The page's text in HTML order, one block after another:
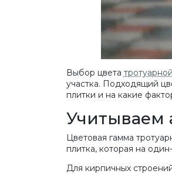
Выбор цвета
участка. Подходящий
плитки и на какие
Учитываем
Цветовая гамма
плитка, которая на
Для кирпичных